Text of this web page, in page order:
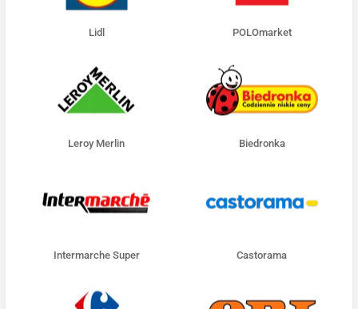
Lidl POLOmarket
Leroy Merlin Biedronka
Intermarche Super Castorama